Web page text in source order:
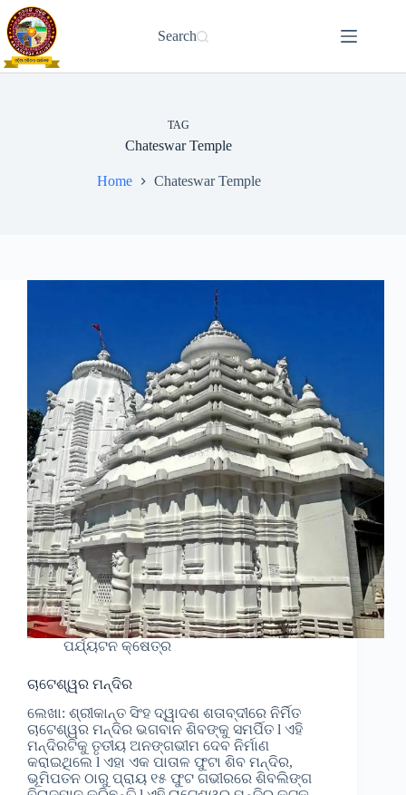
Skip
to
content
Search
TAG
Chateswar Temple
Home Chateswar Temple
ପର୍ଯ୍ୟଟନ କ୍ଷେତ୍ର
ଚାଟେଶ୍ୱର ମନ୍ଦିର
ଲେଖା: ଶ୍ରୀକାନ୍ତ ସିଂହ ଦ୍ୱାଦଶ ଶତାବ୍ଦୀରେ ନିର୍ମିତ
ଚାଟେଶ୍ୱର ମନ୍ଦିର ଭଗବାନ ଶିବଙ୍କୁ ସମର୍ପିତ l ଏହି
ମନ୍ଦିରଟିକୁ ତୃତୀୟ ଅନଙ୍ଗଭୀମ ଦେବ ନିର୍ମାଣ
କରାଇଥିଲେ l ଏହା ଏକ ପାତାଳ ଫୁଟା ଶିବ ମନ୍ଦିର,
ଭୂମିପତନ ଠାରୁ ପ୍ରାୟ ୧୫ ଫୁଟ ଗଭୀରରେ ଶିବଲିଙ୍ଗ